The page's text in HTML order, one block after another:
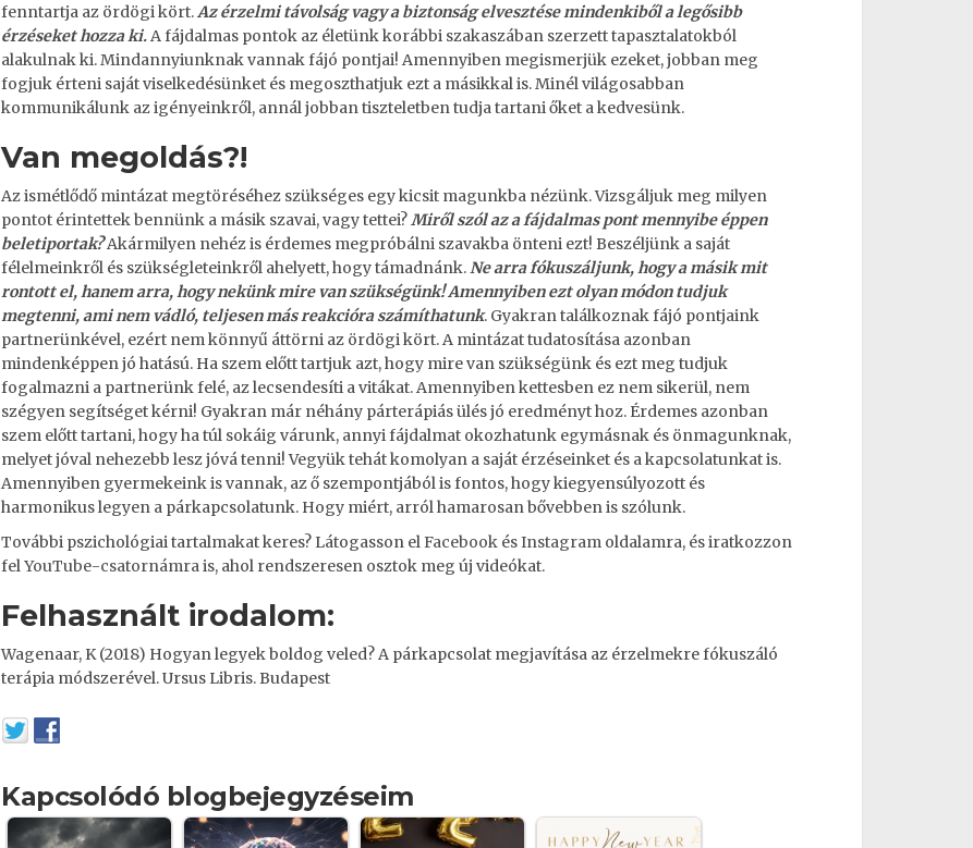
fenntartja az ördögi kört.Az érzelmi távolság vagy a biztonság elvesztése mindenkiből a legősibb
érzéseket hozza ki.A fájdalmas pontok az életünk korábbi szakaszában szerzett tapasztalatokból
alakulnak ki. Mindannyiunknak vannak fájó pontjai! Amennyiben megismerjük ezeket, jobban meg
fogjuk érteni saját viselkedésünket és megoszthatjuk ezt a másikkal is. Minél világosabban
kommunikálunk az igényeinkről, annál jobban tiszteletben tudja tartani őket a kedvesünk.
Van megoldás?!
Az ismétlődő mintázat megtöréséhez szükséges egy kicsit magunkba nézünk. Vizsgáljuk meg milyen
pontot érintettek bennünk a másik szavai, vagy tettei?Miről szól az a fájdalmas pont mennyibe éppen
beletiportak?Akármilyen nehéz is érdemes megpróbálni szavakba önteni ezt! Beszéljünk a saját
félelmeinkről és szükségleteinkről ahelyett, hogy támadnánk.Ne arra fókuszáljunk, hogy a másik mit
rontott el, hanem arra, hogy nekünk mire van szükségünk! Amennyiben ezt olyan módon tudjuk
megtenni, ami nem vádló, teljesen más reakcióra számíthatunk. Gyakran találkoznak fájó pontjaink
partnerünkével, ezért nem könnyű áttörni az ördögi kört. A mintázat tudatosítása azonban
mindenképpen jó hatású. Ha szem előtt tartjuk azt, hogy mire van szükségünk és ezt meg tudjuk
fogalmazni a partnerünk felé, az lecsendesíti a vitákat. Amennyiben kettesben ez nem sikerül, nem
szégyen segítséget kérni! Gyakran már néhány párterápiás ülés jó eredményt hoz. Érdemes azonban
szem előtt tartani, hogy ha túl sokáig várunk, annyi fájdalmat okozhatunk egymásnak és önmagunknak,
melyet jóval nehezebb lesz jóvá tenni! Vegyük tehát komolyan a saját érzéseinket és a kapcsolatunkat is.
Amennyiben gyermekeink is vannak, az ő szempontjából is fontos, hogy kiegyensúlyozott és
harmonikus legyen a párkapcsolatunk. Hogy miért, arról hamarosan bővebben is szólunk.
További pszichológiai tartalmakat keres? Látogasson elFacebook ésInstagram oldalamra, és iratkozzon
felYouTube-csatornámrais, ahol rendszeresen osztok meg új videókat.
Felhasznált irodalom:
Wagenaar, K (2018) Hogyan legyek boldog veled? A párkapcsolat megjavítása az érzelmekre fókuszáló
terápia módszerével. Ursus Libris. Budapest
Kapcsolódó blogbejegyzéseim